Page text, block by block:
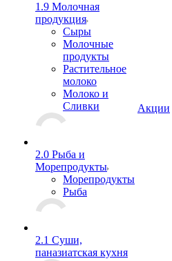
1.9 Молочная
продукция
Сыры
Молочные
продукты
Растительное
молоко
Молоко и
Сливки
2.0 Рыба и
Морепродукты
Морепродукты
Рыба
2.1 Суши,
паназиатская кухня
Акции